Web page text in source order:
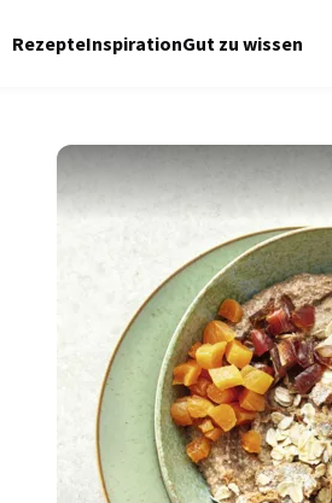
RezepteInspirationGut zu wissen